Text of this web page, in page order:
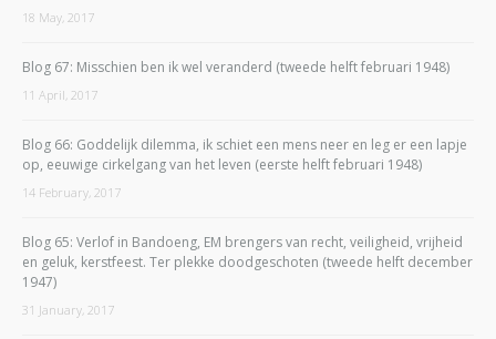
18 May, 2017
Blog 67: Misschien ben ik wel veranderd (tweede helft februari 1948)
11 April, 2017
Blog 66: Goddelijk dilemma, ik schiet een mens neer en leg er een lapje
op, eeuwige cirkelgang van het leven (eerste helft februari 1948)
14 February, 2017
Blog 65: Verlof in Bandoeng, EM brengers van recht, veiligheid, vrijheid
en geluk, kerstfeest. Ter plekke doodgeschoten (tweede helft december
1947)
31 January, 2017